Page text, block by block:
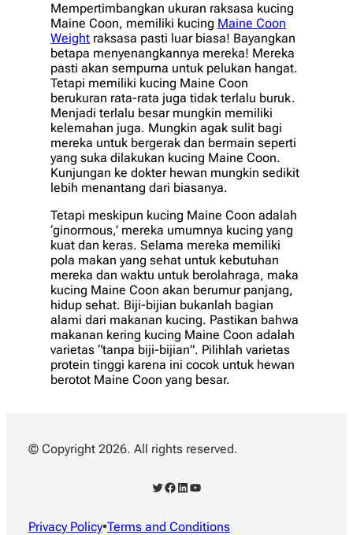
Mempertimbangkan ukuran raksasa kucing
Maine Coon, memiliki kucing Maine Coon
Weight raksasa pasti luar biasa! Bayangkan
betapa menyenangkannya mereka! Mereka
pasti akan sempurna untuk pelukan hangat.
Tetapi memiliki kucing Maine Coon
berukuran rata-rata juga tidak terlalu buruk.
Menjadi terlalu besar mungkin memiliki
kelemahan juga. Mungkin agak sulit bagi
mereka untuk bergerak dan bermain seperti
yang suka dilakukan kucing Maine Coon.
Kunjungan ke dokter hewan mungkin sedikit
lebih menantang dari biasanya.
Tetapi meskipun kucing Maine Coon adalah
‘ginormous,’ mereka umumnya kucing yang
kuat dan keras. Selama mereka memiliki
pola makan yang sehat untuk kebutuhan
mereka dan waktu untuk berolahraga, maka
kucing Maine Coon akan berumur panjang,
hidup sehat. Biji-bijian bukanlah bagian
alami dari makanan kucing. Pastikan bahwa
makanan kering kucing Maine Coon adalah
varietas “tanpa biji-bijian”. Pilihlah varietas
protein tinggi karena ini cocok untuk hewan
berotot Maine Coon yang besar.
© Copyright 2026. All rights reserved.
Twitter Facebook LinkedIn YouTube
Privacy Policy•Terms and Conditions